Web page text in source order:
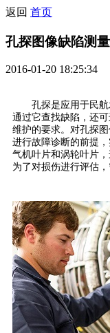
返回 首页
孔探图像缺陷测
2016-01-20 18:25:34
孔探是应用于民
通过它查找缺陷，还
维护的要求。对孔探
进行故障诊断的前提
气机叶片和涡轮叶片
为了对损伤进行评估